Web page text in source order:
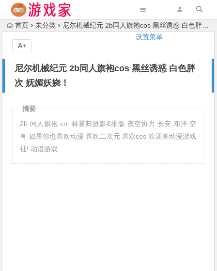
设置菜单
首页 未分类 尼尔机械纪元 2b同人旗袍cos 黑丝诱惑 白色胖次 妩媚妖娆！
尼尔机械纪元 2b同人旗袍cos 黑丝诱惑 白色胖
次 妩媚妖娆！
A+
摘要
2b 同人旗袍 cn: 林雾归摄影&排版:夜空协力:长安 邓洋 空
有 如果你也喜欢动漫 喜欢二次元 喜欢cos 欢迎来动漫游戏
社! 动漫游戏…